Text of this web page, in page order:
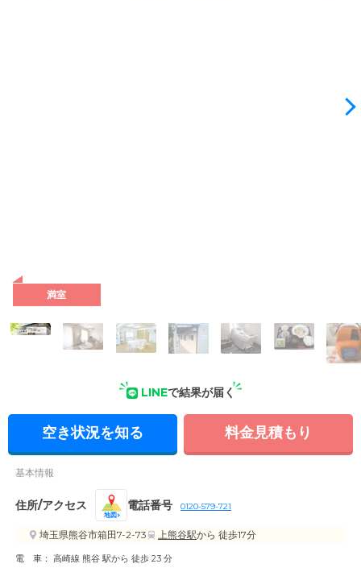
満室
LINEで結果が届く
空き状況を知る 料金見積もり
基本情報
住所/アクセス
地図
電話番号 0120-579-721
埼玉県熊谷市箱田7-2-73 上熊谷駅から 徒歩17分
電 車： 高崎線 熊谷 駅から 徒歩 23 分